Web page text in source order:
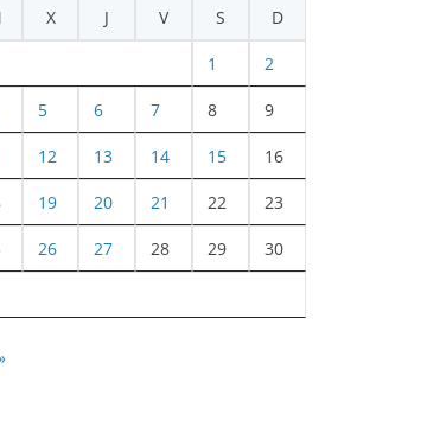
X J V S D
1 2
5 6 7 8 9
12 13 14 15 16
19 20 21 22 23
26 27 28 29 30